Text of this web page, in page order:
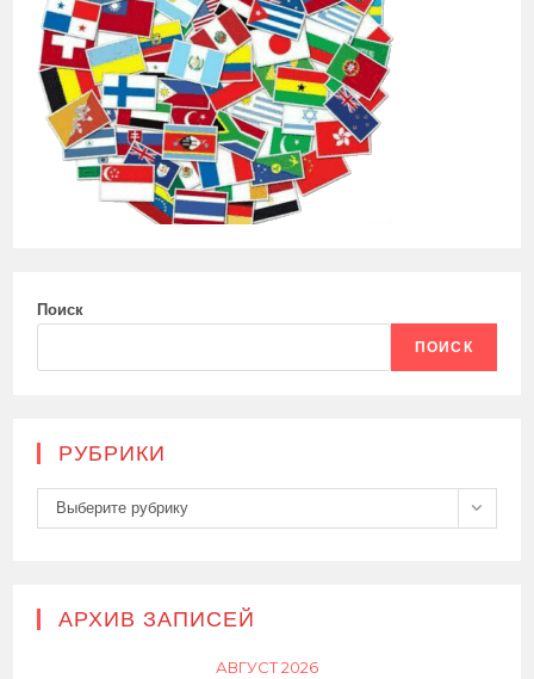
Поиск
ПОИСК
РУБРИКИ
Рубрики
Выберите рубрику
АРХИВ ЗАПИСЕЙ
АВГУСТ 2026